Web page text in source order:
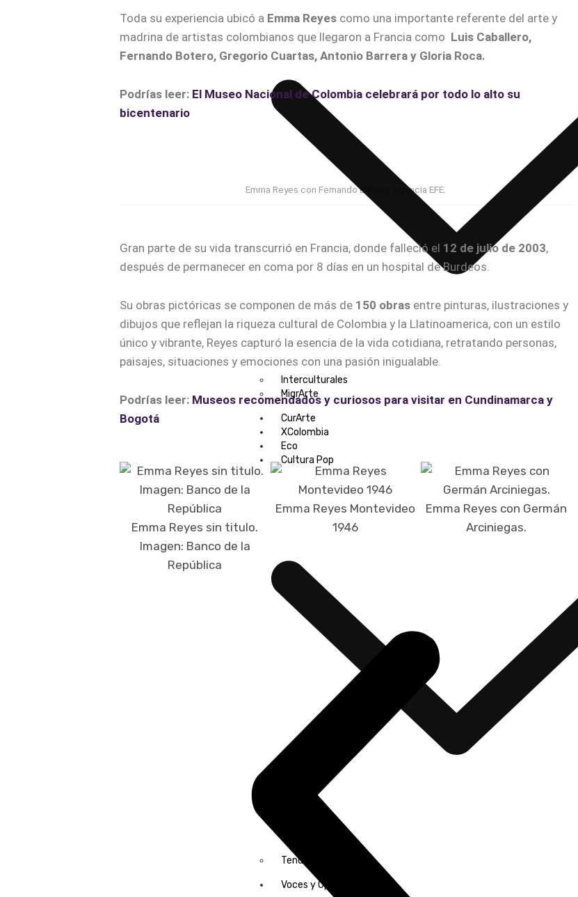
Interculturales
MigrArte
CurArte
XColombia
Eco
Cultura Pop
Tendencias
Voces y Opinión
Toda su experiencia ubicó a Emma Reyes como una importante referente del arte y
madrina de artistas colombianos que llegaron a Francia como Luis Caballero,
Fernando Botero, Gregorio Cuartas, Antonio Barrera y Gloria Roca.
Podrías leer: El Museo Nacional de Colombia celebrará por todo lo alto su
bicentenario
Emma Reyes con Fernando Botero. Agencia EFE.
Gran parte de su vida transcurrió en Francia, donde falleció el 12 de julio de 2003,
después de permanecer en coma por 8 días en un hospital de Burdeos.
Su obras pictóricas se componen de más de 150 obras entre pinturas, ilustraciones y
dibujos que reflejan la riqueza cultural de Colombia y la Llatinoamerica, con un estilo
único y vibrante, Reyes capturó la esencia de la vida cotidiana, retratando personas,
paisajes, situaciones y emociones con una pasión inigualable.
Podrías leer: Museos recomendados y curiosos para visitar en Cundinamarca y
Bogotá
Emma Reyes sin titulo.
Imagen: Banco de la
República
Emma Reyes Montevideo
1946
Emma Reyes con Germán
Arciniegas.